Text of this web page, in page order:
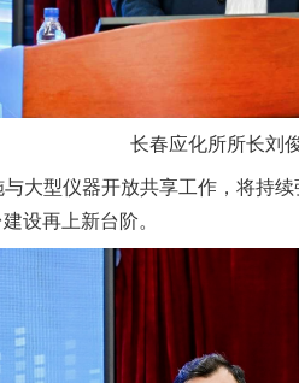
长春应化所所长刘
大型仪器开放共享工作，将持
设再上新台阶。